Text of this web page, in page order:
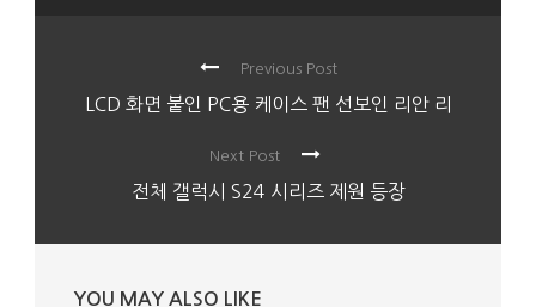
Previous Post
LCD 화면 붙인 PC용 케이스 팬 선보인 리안 리
Next Post
전체 갤럭시 S24 시리즈 제원 등장
YOU MAY ALSO LIKE